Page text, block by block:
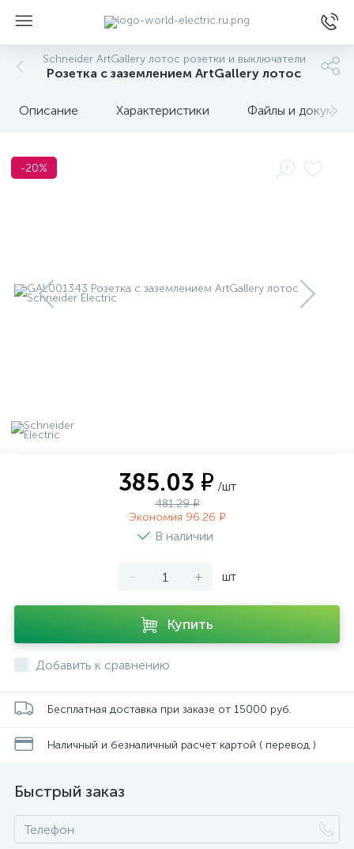
Schneider ArtGallery лотос розетки и выключатели
Розетка с заземлением ArtGallery лотос
Описание Характеристики Файлы и
-20%
385.03 ₽ /шт
481.29 ₽
Экономия 96.26 ₽
В наличии
- + шт
Купить
Добавить к сравнению
Бесплатная доставка при заказе от 15000 руб.
Наличный и безналичный расчет картой ( перевод )
Быстрый заказ